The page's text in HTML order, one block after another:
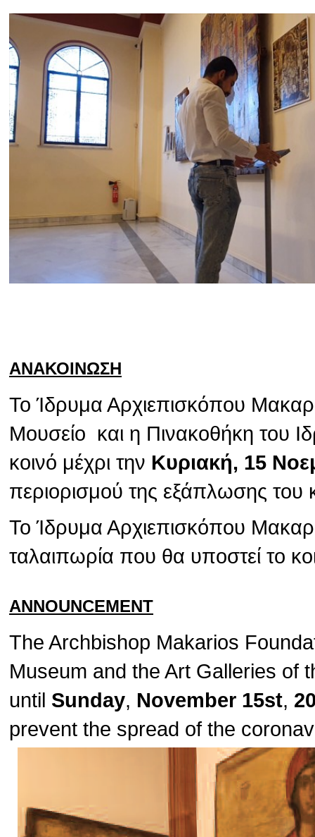
ΑΝΑΚΟΙΝΩΣΗ
Το Ίδρυμα Αρχιεπισκόπου
Μουσείο και η Πινακοθήκη του
κοινό μέχρι την Κυριακή, 15
περιορισμού της εξάπλωσης του
Το Ίδρυμα Αρχιεπισκόπου
ταλαιπωρία που θα υποστεί το
ANNOUNCEMENT
The Archbishop Makarios
Museum and the Art Galleries of
until Sunday, November 15st,
prevent the spread of the